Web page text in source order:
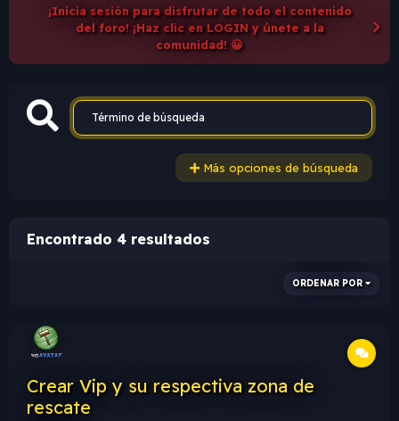
¡Inicia sesión para disfrutar de todo el contenido
del foro! ¡Haz clic en LOGIN y únete a la
comunidad! 😀
Más opciones de búsqueda
Encontrado 4 resultados
ORDENAR POR
Crear Vip y su respectiva zona de
rescate